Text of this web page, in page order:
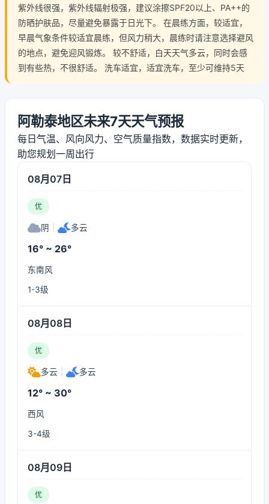
紫外线很强，紫外线辐射极强，建议涂擦SPF20以上、PA++的
防晒护肤品，尽量避免暴露于日光下。 在晨练方面，较适宜，
早晨气象条件较适宜晨练，但风力稍大，晨练时请注意选择避风
的地点，避免迎风锻炼。 较不舒适，白天天气多云，同时会感
到有些热，不很舒适。 洗车适宜，适宜洗车，至少可维持5天
阿勒泰地区未来7天天气预报
每日气温、风向风力、空气质量指数，数据实时更新，
助您规划一周出行
08月07日
优
阴 多云
16° ~ 26°
东南风
1-3级
08月08日
优
多云 多云
12° ~ 30°
西风
3-4级
08月09日
优